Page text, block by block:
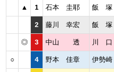
▲ 1 石本 圭耶 飯 塚
2 藤川 幸宏 飯 塚
◎ 3 中山 透 川 口
○ 4 野本 佳章 伊勢崎